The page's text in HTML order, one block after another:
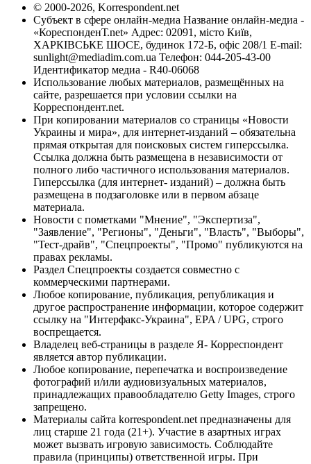
© 2000-2026, Korrespondent.net
Субъект в сфере онлайн-медиа Название онлайн-медиа -
«КореспонденТ.net» Адрес: 02091, місто Київ,
ХАРКІВСЬКЕ ШОСЕ, будинок 172-Б, офіс 208/1 E-mail:
sunlight@mediadim.com.ua Телефон: 044-205-43-00
Идентификатор медиа - R40-06068
Использование любых материалов, размещённых на
сайте, разрешается при условии ссылки на
Корреспондент.net.
При копировании материалов со страницы «Новости
Украины и мира», для интернет-изданий – обязательна
прямая открытая для поисковых систем гиперссылка.
Ссылка должна быть размещена в независимости от
полного либо частичного использования материалов.
Гиперссылка (для интернет- изданий) – должна быть
размещена в подзаголовке или в первом абзаце
материала.
Новости с пометками "Мнение", "Экспертиза",
"Заявление", "Регионы", "Деньги", "Власть", "Выборы",
"Тест-драйв", "Спецпроекты", "Промо" публикуются на
правах рекламы.
Раздел Спецпроекты создается совместно с
коммерческими партнерами.
Любое копирование, публикация, републикация и
другое распространение информации, которое содержит
ссылку на "Интерфакс-Украина", EPA / UPG, строго
воспрещается.
Владелец веб-страницы в разделе Я- Корреспондент
является автор публикации.
Любое копирование, перепечатка и воспроизведение
фотографий и/или аудиовизуальных материалов,
принадлежащих правообладателю Getty Images, строго
запрещено.
Материалы сайта korrespondent.net предназначены для
лиц старше 21 года (21+). Участие в азартных играх
может вызвать игровую зависимость. Соблюдайте
правила (принципы) ответственной игры. При